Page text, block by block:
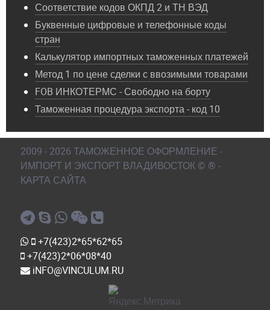
Соответствие кодов ОКПД 2 и ТН ВЭД
Буквенные цифровые и телефонные коды
стран
Калькулятор импортных таможенных платежей
Метод 1 по цене сделки с ввозимыми товарами
FOB ИНКОТЕРМС - Свободно на борту
Таможенная процедура экспорта - код 10
2009 - 2026 ТАМОЖЕННОЕ ОФОРМЛЕНИЕ -
ИМПОРТ И ЭКСПОРТ ВЛАДИВОСТОК © ® -
КАРТА САЙТА
+7(423)2*65*62*65
+7(423)2*06*08*40
iNFO@VINCULUM.RU